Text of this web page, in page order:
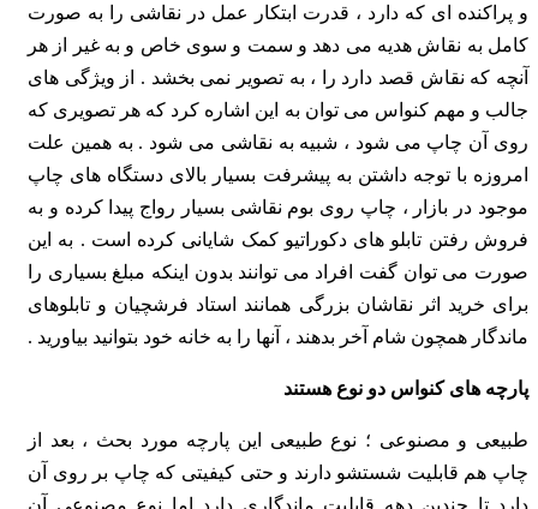
و پراکنده ای که دارد ، قدرت ابتکار عمل در نقاشی را به صورت
کامل به نقاش هدیه می دهد و سمت و سوی خاص و به غیر از هر
آنچه که نقاش قصد دارد را ، به تصویر نمی بخشد . از ویژگی های
جالب و مهم کنواس می توان به این اشاره کرد که هر تصویری که
روی آن چاپ می شود ، شبیه به نقاشی می شود . به همین علت
امروزه با توجه داشتن به پیشرفت بسیار بالای دستگاه های چاپ
موجود در بازار ، چاپ روی بوم نقاشی بسیار رواج پیدا کرده و به
فروش رفتن تابلو های دکوراتیو کمک شایانی کرده است . به این
صورت می توان گفت افراد می توانند بدون اینکه مبلغ بسیاری را
برای خرید اثر نقاشان بزرگی همانند استاد فرشچیان و تابلوهای
ماندگار همچون شام آخر بدهند ، آنها را به خانه خود بتوانید بیاورید .
پارچه های کنواس دو نوع هستند
طبیعی و مصنوعی ؛ نوع طبیعی این پارچه مورد بحث ، بعد از
چاپ هم قابلیت شستشو دارند و حتی کیفیتی که چاپ بر روی آن
دارد تا چندین دهه قابلیت ماندگاری دارد اما نوع مصنوعی آن